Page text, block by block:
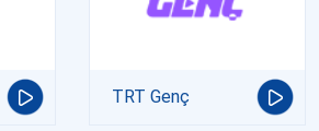
TRT Genç